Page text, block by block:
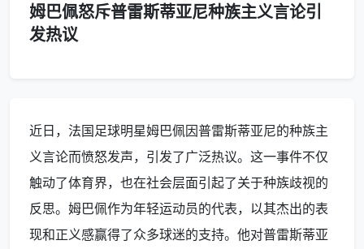
姆巴佩怒斥普雷斯蒂亚尼种族主义言论引
发热议
近日，法国足球明星姆巴佩因普雷斯蒂亚尼的种族主
义言论而愤怒发声，引发了广泛热议。这一事件不仅
触动了体育界，也在社会层面引起了关于种族歧视的
反思。姆巴佩作为年轻运动员的代表，以其杰出的表
现和正义感赢得了众多球迷的支持。他对普雷斯蒂亚